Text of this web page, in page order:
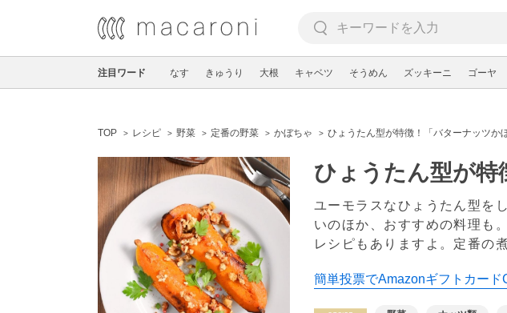
注目ワード なす きゅうり 大根 キャベツ そうめん ズッキーニ ゴーヤ
TOP レシピ 野菜 定番の野菜 かぼちゃ ひょうたん型が特徴！「バターナッツか
ひょうたん型が特
ユーモラスなひょうたん型を
いのほか、おすすめの料理も
レシピもありますよ。定番の
簡単投票でAmazonギフトカード